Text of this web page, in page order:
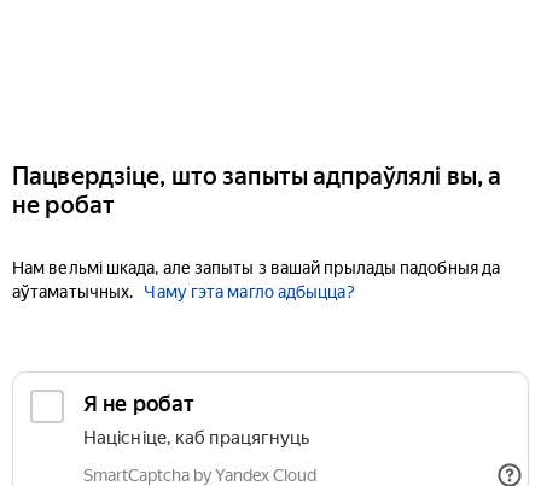
Пацвердзіце, што запыты адпраўлялі вы, а
не робат
Нам вельмі шкада, але запыты з вашай прылады падобныя да
аўтаматычных.
Чаму гэта магло адбыцца?
Я не робат
Націсніце, каб працягнуць
SmartCaptcha by Yandex Cloud